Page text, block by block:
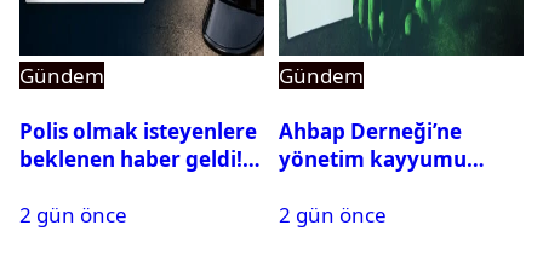
Gündem
Polis olmak isteyenlere
beklenen haber geldi!
2 gün önce
Gündem
Ahbap Derneği’ne
yönetim kayyumu
açıldı
2 gün önce